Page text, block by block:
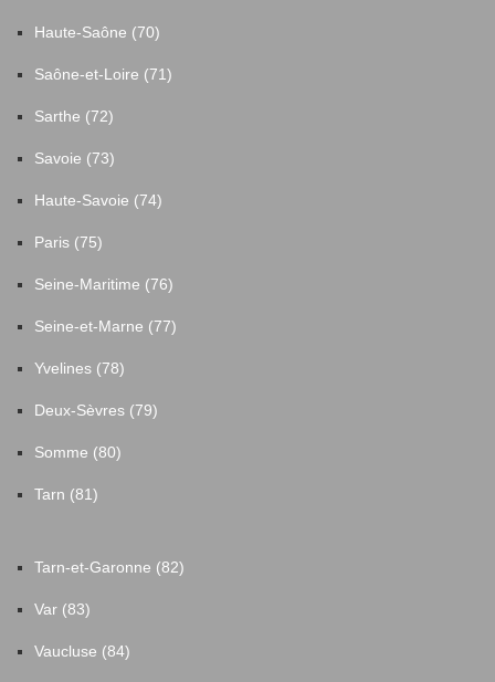
Haute-Saône (70)
Saône-et-Loire (71)
Sarthe (72)
Savoie (73)
Haute-Savoie (74)
Paris (75)
Seine-Maritime (76)
Seine-et-Marne (77)
Yvelines (78)
Deux-Sèvres (79)
Somme (80)
Tarn (81)
Tarn-et-Garonne (82)
Var (83)
Vaucluse (84)